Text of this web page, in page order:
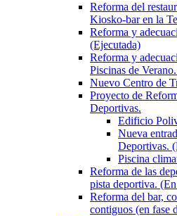
Reforma del
Kiosko-bar en la
Reforma y
(Ejecutada)
Reforma y
Piscinas de
Nuevo Centro de
Proyecto de
Deportivas.
Edificio
Nueva
Deportivas.
Piscina
Reforma de las
pista deportiva.
Reforma del bar,
contiguos (en fase